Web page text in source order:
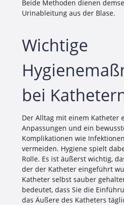
Beide Methoden dienen
Urinableitung aus der Blase.
Wichtige
bei
Der Alltag mit einem Katheter
Anpassungen und ein
Komplikationen wie
vermeiden. Hygiene spielt
Rolle. Es ist äußerst wichtig,
der der Katheter eingeführt
Katheter selbst sauber
bedeutet, dass Sie die
das Äußere des Katheters